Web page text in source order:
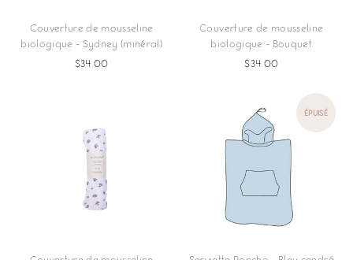
Couverture de mousseline
biologique - Sydney (minéral)
$34.00
Couverture de mousseline
biologique - Bouquet
$34.00
ÉPUISÉ